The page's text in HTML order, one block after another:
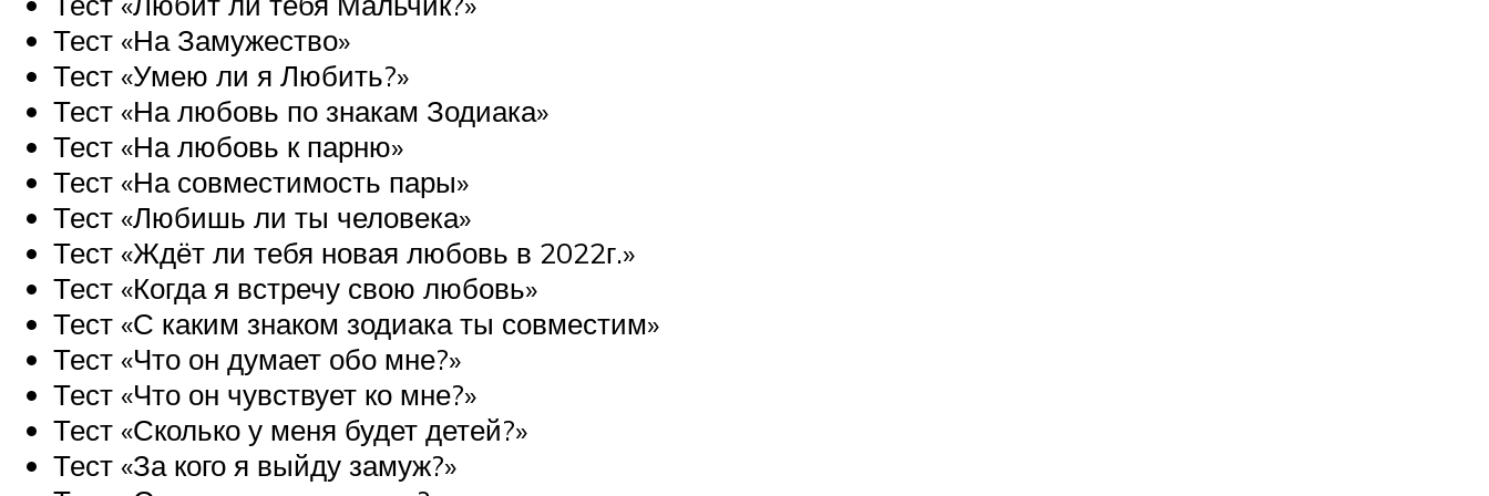
Тест «На Замужество»
Тест «Умею ли я Любить?»
Тест «На любовь по знакам Зодиака»
Тест «На любовь к парню»
Тест «На совместимость пары»
Тест «Любишь ли ты человека»
Тест «Ждёт ли тебя новая любовь в 2022г.»
Тест «Когда я встречу свою любовь»
Тест «С каким знаком зодиака ты совместим»
Тест «Что он думает обо мне?»
Тест «Что он чувствует ко мне?»
Тест «Сколько у меня будет детей?»
Тест «За кого я выйду замуж?»